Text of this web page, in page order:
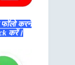
करने
करें।